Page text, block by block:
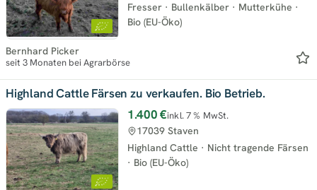
Fresser · Bullenkälber · Mutterkühe ·
Bio (EU-Öko)
Bernhard Picker
seit 3 Monaten bei Agrarbörse
Highland Cattle Färsen zu verkaufen. Bio Betrieb.
1.400 €inkl. 7 % MwSt.
Highland Cattle · Nicht tragende Färsen
· Bio (EU-Öko)
17039 Staven